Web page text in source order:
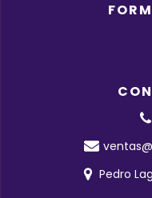
Pedro